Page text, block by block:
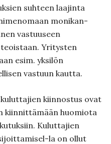
suhteen laajinta
monikan-
vastuuseen
Yritysten
esim. yksilön
vastuun kautta.
kiinnostus ovat
kiinnittämään huomiota
Kuluttajien
la on ollut